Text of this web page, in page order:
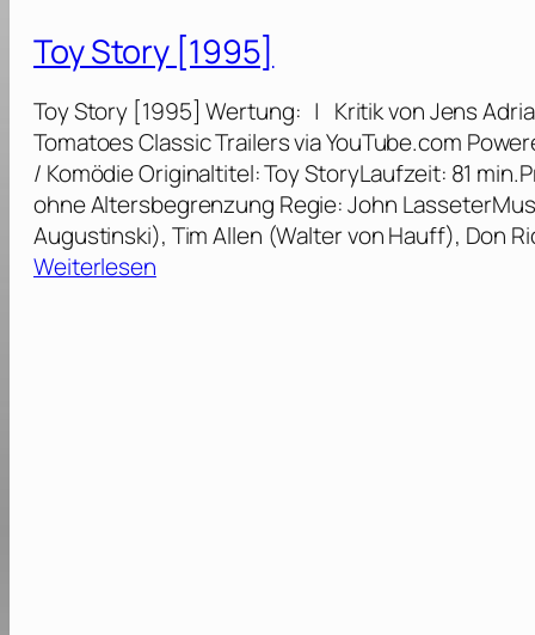
1
]
S
t
o
r
y
2
[
1
Toy Story [1995]
Toy Story [1995] Wertung: | Kritik von Jens
Tomatoes Classic Trailers via YouTube.com
/ Komödie Originaltitel: Toy StoryLaufzeit: 81
ohne Altersbegrenzung Regie: John
Augustinski), Tim Allen (Walter von Hauff), Don
Weiterlesen: